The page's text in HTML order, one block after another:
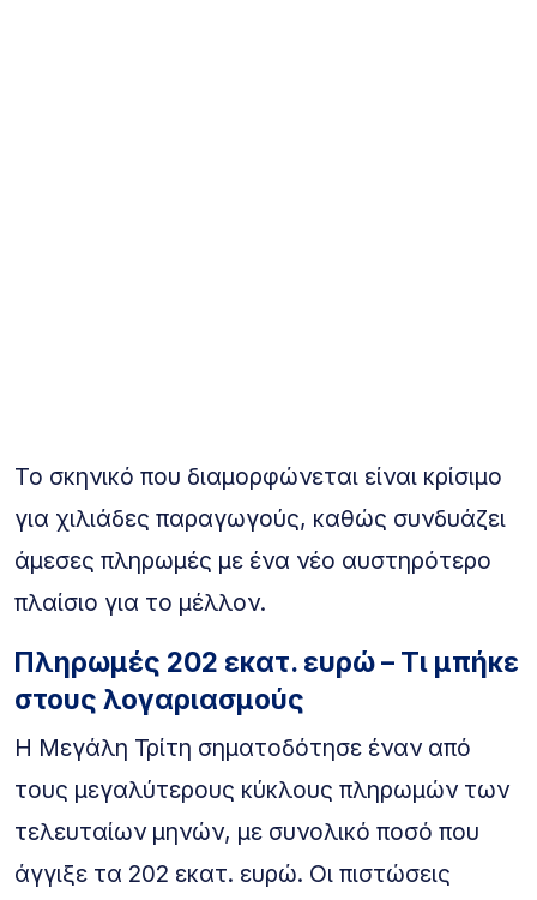
Το σκηνικό που διαμορφώνεται είναι κρίσιμο
για χιλιάδες παραγωγούς, καθώς συνδυάζει
άμεσες πληρωμές με ένα νέο αυστηρότερο
πλαίσιο για το μέλλον.
Πληρωμές 202 εκατ. ευρώ – Τι μπήκε
στους λογαριασμούς
Η Μεγάλη Τρίτη σηματοδότησε έναν από
τους μεγαλύτερους κύκλους πληρωμών των
τελευταίων μηνών, με συνολικό ποσό που
άγγιξε τα 202 εκατ. ευρώ. Οι πιστώσεις